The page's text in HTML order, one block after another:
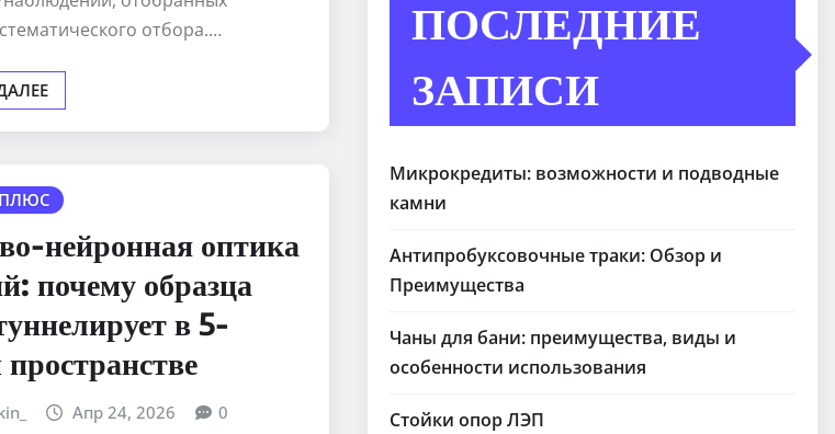
отбора.…
нейронная оптика
почему образца
в 5-
Апр 24, 2026 0
ПОСЛЕДНИЕ
ЗАПИСИ
Микрокредиты: возможности и подводные
камни
Антипробуксовочные траки: Обзор и
Преимущества
Чаны для бани: преимущества, виды и
особенности использования
Стойки опор ЛЭП